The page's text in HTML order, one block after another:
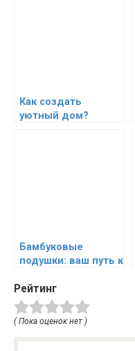
Как создать
уютный дом?
Бамбуковые
подушки: ваш путь к
комфорту
Рейтинг
( Пока оценок нет )